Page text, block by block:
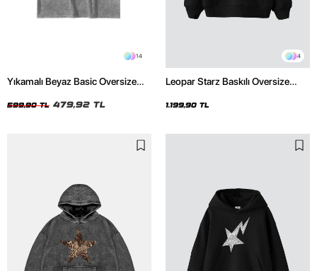
14
Yıkamalı Beyaz Basic Oversize
599,90 TL 479,92 TL
4
Leopar Starz Baskılı Oversize
1.199,90 TL